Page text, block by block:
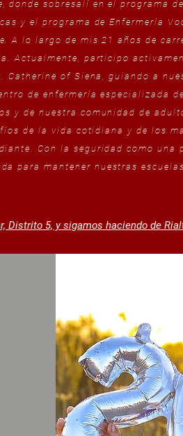
donde sobresalí en el programa
y el programa de Enfermería
A lo largo de mis 21 años de
Actualmente, participo
of Siena, guiando a
de enfermería especializada
y de nuestra comunidad de
de la vida cotidiana y de los
Con la seguridad como una
para mantener nuestras
Distrito 5, y sigamos haciendo de